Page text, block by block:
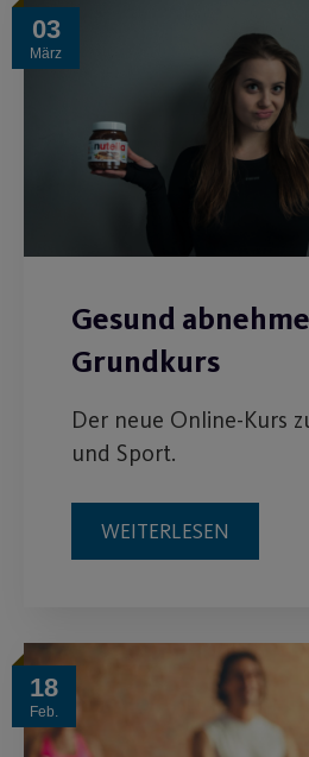
03
März
Gesund
Grundkurs
Der neue Online-Kurs
und Sport.
WEITERLESEN
18
Feb.